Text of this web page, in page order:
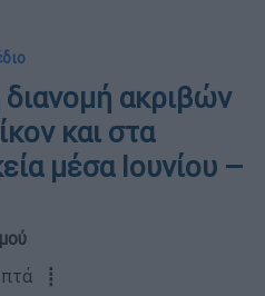
ακριβών
και στα
μέσα Ιουνίου –
┋